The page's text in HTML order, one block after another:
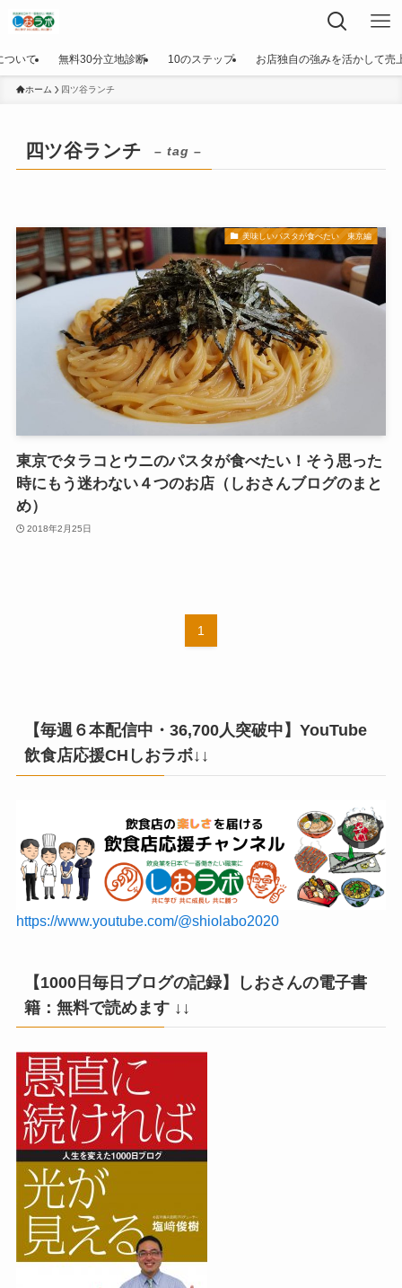
ついて 無料30分立地診断 10のステップ お店独自の強みを活かして売
ホーム 四ツ谷ランチ
四ツ谷ランチ – tag –
美味しいパスタが食べたい 東京編
東京でタラコとウニのパスタが食べたい！そう思った
時にもう迷わない４つのお店（しおさんブログのまと
め）
2018年2月25日
1
【毎週６本配信中・36,700人突破中】YouTube
飲食店応援CHしおラボ↓↓
https://www.youtube.com/@shiolabo2020
【1000日毎日ブログの記録】しおさんの電子書
籍：無料で読めます ↓↓